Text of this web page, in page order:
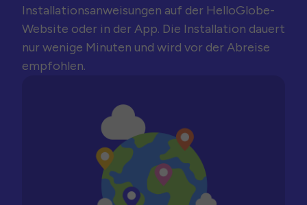
Installationsanweisungen auf der HelloGlobe-
Website oder in der App. Die Installation dauert
nur wenige Minuten und wird vor der Abreise
empfohlen.